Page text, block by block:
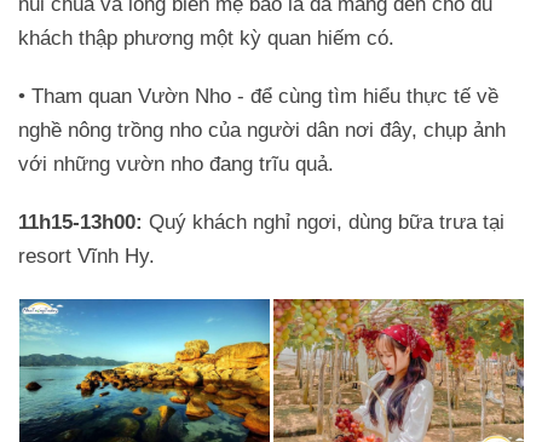
khách thập phương một kỳ quan hiếm có.
• Tham quan Vườn Nho - để cùng tìm hiểu thực tế về
nghề nông trồng nho của người dân nơi đây, chụp ảnh
với những vườn nho đang trĩu quả.
11h15-13h00: Quý khách nghỉ ngơi, dùng bữa trưa tại
resort Vĩnh Hy.